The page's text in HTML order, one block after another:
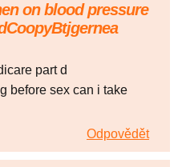
on blood pressure
part d
before sex can i take
Odpovědět